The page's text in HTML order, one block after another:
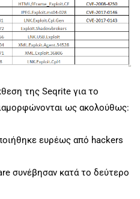
της Seqrite για το
ως ακολούθως:
ευρέως από hackers
συνέβησαν κατά το δεύτερο